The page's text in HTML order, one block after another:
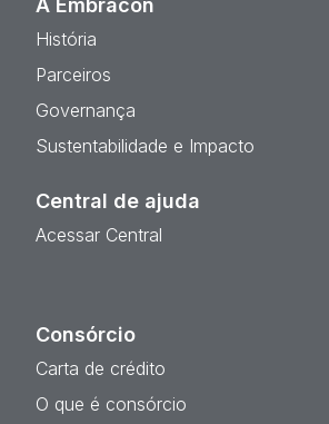
A Embracon
História
Parceiros
Governança
Sustentabilidade e Impacto
Central de ajuda
Acessar Central
Consórcio
Carta de crédito
O que é consórcio